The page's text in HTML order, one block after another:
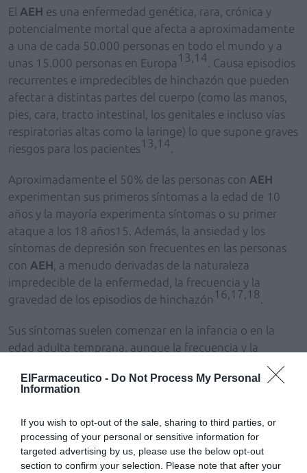
ElFarmaceutico - Do Not Process My Personal
Information
If you wish to opt-out of the sale, sharing to third parties, or
processing of your personal or sensitive information for
targeted advertising by us, please use the below opt-out
section to confirm your selection. Please note that after your
El AEH es una enfermedad genética, rara, crónica y
potencialmente mortal que afecta a aproximadamente
a una de cada 50.000 personas en todo el mundo y a
unas 15.000 personas en Europa 13,14 . Causa episodios
recurrentes e impredecibles de hinchazón que pueden
afectar a distintas partes del cuerpo (como las manos,
pies, cara, tracto intestinal, los genitales e incluso vías
respiratorias altas como la laringe) lo que supone graves
riesgos para los pacientes13,14
Aproximadamente el 50% de las personas con AEH
experimentan sus primeros síntomas a la edad de 10
años y la mayoría experimenta síntomas o su primer
ataque a los 18 años15. Además, la ansiedad y los
síntomas de depresión son frecuentes en las personas
con AEH , a menudo derivadas de la naturaleza
impredecible de la enfermedad, la frecuencia y la
gravedad de los episodios de hinchazón 16,17,18
Sus síntomas suelen comenzar en la infancia o en la
edad adulta temprana, aunque la frecuencia y la
aumentar durante la pubertad y la adolescencia14,17
sexos, algunos estudios sugieren que las mujeres
pueden experimentar síntomas más graves16,18
Resultados, eficacia clínica y seguridad